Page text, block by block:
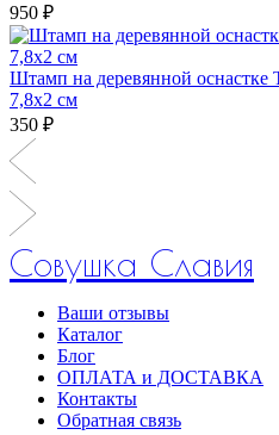
950 ₽
Штамп на деревянной оснастке
7,8х2 см
350 ₽
Совушка Славия
Ваши отзывы
Каталог
Блог
ОПЛАТА и ДОСТАВКА
Контакты
Обратная связь